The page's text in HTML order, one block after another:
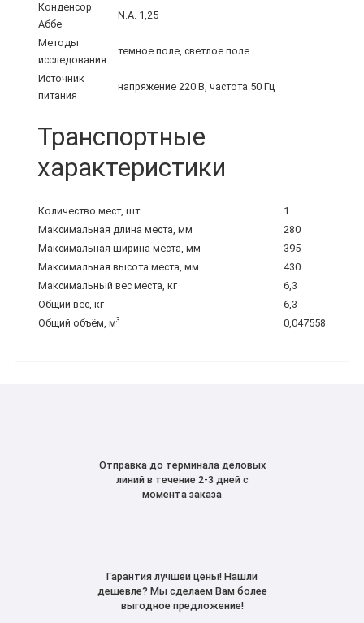
Конденсор
Аббе
N.A. 1,25
Методы
исследования
темное поле, светлое поле
Источник
питания
напряжение 220 В, частота 50 Гц
Транспортные
характеристики
Количество мест, шт.
1
Максимальная длина места, мм
280
Максимальная ширина места, мм
395
Максимальная высота места, мм
430
Максимальный вес места, кг
6,3
Общий вес, кг
6,3
Общий объём, м3 0,047558
Отправка до терминала деловых
линий в течение 2-3 дней с
момента заказа
Гарантия лучшей цены! Нашли
дешевле? Мы сделаем Вам более
выгодное предложение!